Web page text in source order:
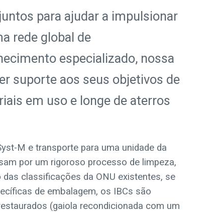
para ajudar a impulsionar
rede global de
especializado, nossa
suporte aos seus objetivos de
em uso e longe de aterros
M e transporte para uma unidade da
por um rigoroso processo de limpeza,
classificações da ONU existentes, se
de embalagem, os IBCs são
(gaiola recondicionada com um